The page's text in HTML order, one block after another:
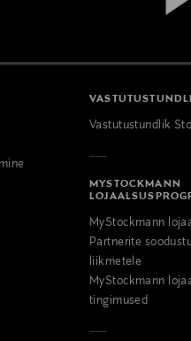
Vastutustundlik
MYSTOCKMANN
MyStockmann
Partnerite
liikmetele
MyStockmann
tingimused